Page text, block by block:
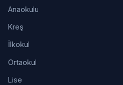
Anaokulu
Kreş
İlkokul
Ortaokul
Lise